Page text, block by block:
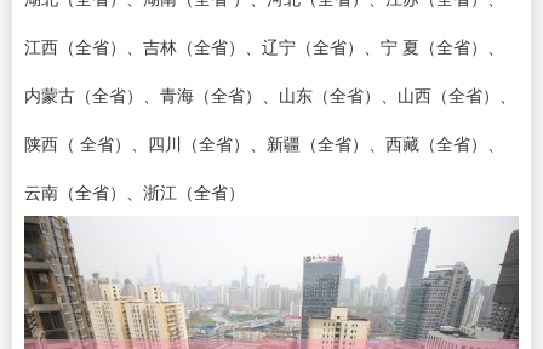
江西（全省）、吉林（全省）、辽宁（全省）、宁 夏（全省）、
内蒙古（全省）、青海（全省）、山东（全省）、山西（全省）、
陕西（ 全省）、四川（全省）、新疆（全省）、西藏（全省）、
云南（全省）、浙江（全省）